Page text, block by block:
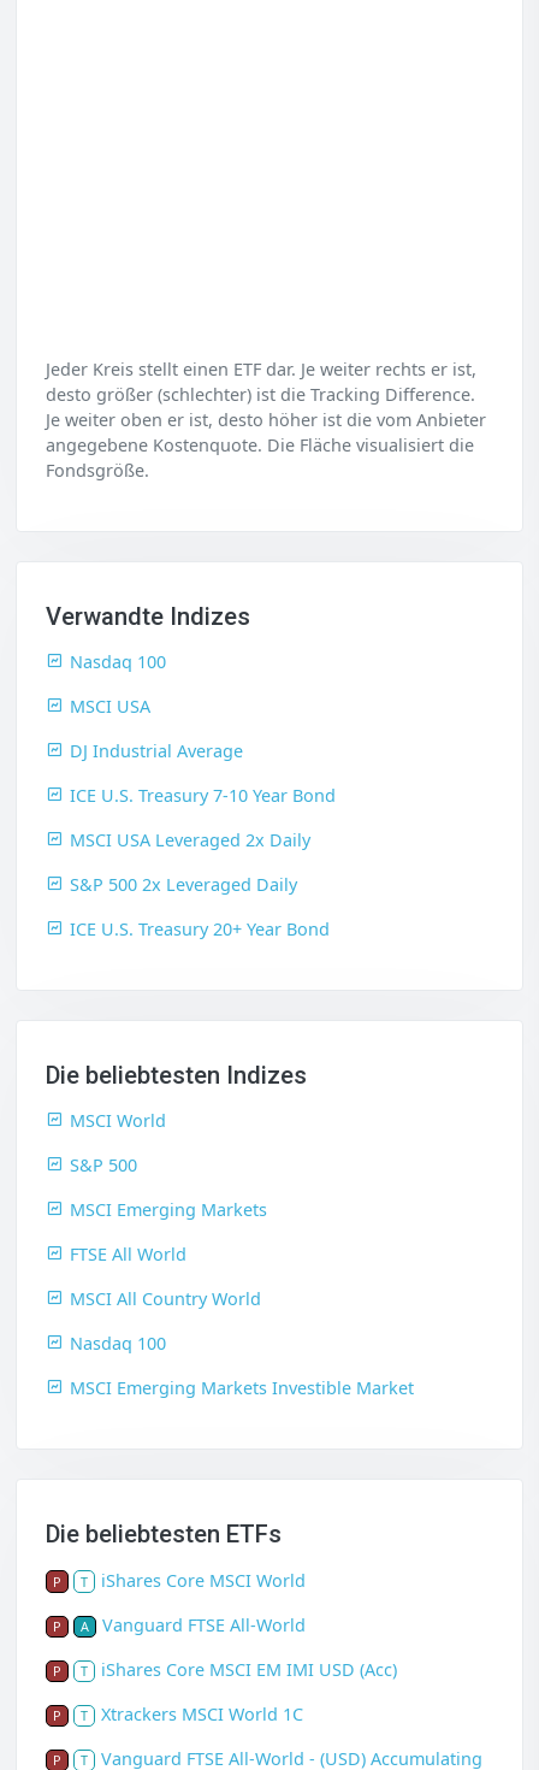
Jeder Kreis stellt einen ETF dar. Je weiter rechts er ist,
desto größer (schlechter) ist die Tracking Difference.
Je weiter oben er ist, desto höher ist die vom Anbieter
angegebene Kostenquote. Die Fläche visualisiert die
Fondsgröße.
Verwandte Indizes
Nasdaq 100
MSCI USA
DJ Industrial Average
ICE U.S. Treasury 7-10 Year Bond
MSCI USA Leveraged 2x Daily
S&P 500 2x Leveraged Daily
ICE U.S. Treasury 20+ Year Bond
Die beliebtesten Indizes
MSCI World
S&P 500
MSCI Emerging Markets
FTSE All World
MSCI All Country World
Nasdaq 100
MSCI Emerging Markets Investible Market
Die beliebtesten ETFs
P T iShares Core MSCI World
P A Vanguard FTSE All-World
P T iShares Core MSCI EM IMI USD (Acc)
P T Xtrackers MSCI World 1C
P T Vanguard FTSE All-World - (USD) Accumulating